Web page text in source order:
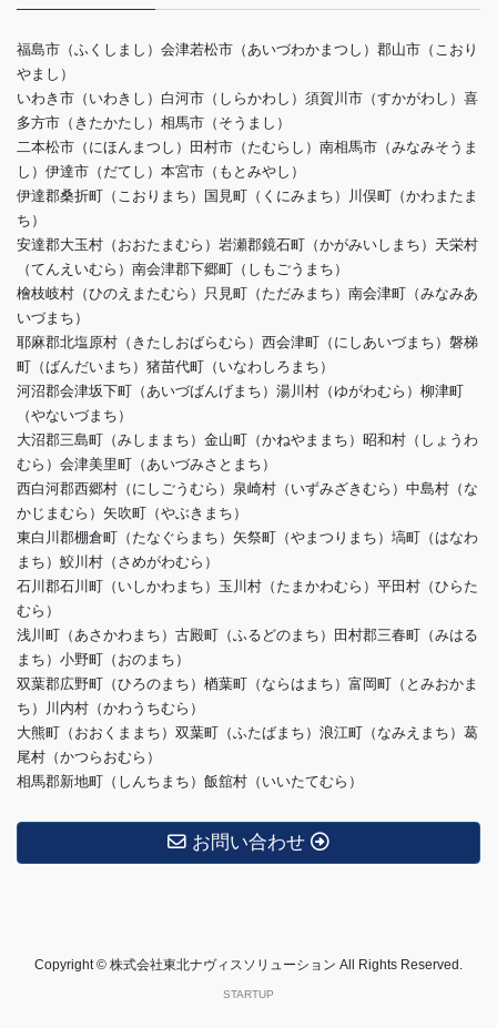
福島市（ふくしまし）会津若松市（あいづわかまつし）郡山市（こおり
やまし）
いわき市（いわきし）白河市（しらかわし）須賀川市（すかがわし）喜
多方市（きたかたし）相馬市（そうまし）
二本松市（にほんまつし）田村市（たむらし）南相馬市（みなみそうま
し）伊達市（だてし）本宮市（もとみやし）
伊達郡桑折町（こおりまち）国見町（くにみまち）川俣町（かわまたま
ち）
安達郡大玉村（おおたまむら）岩瀬郡鏡石町（かがみいしまち）天栄村
（てんえいむら）南会津郡下郷町（しもごうまち）
檜枝岐村（ひのえまたむら）只見町（ただみまち）南会津町（みなみあ
いづまち）
耶麻郡北塩原村（きたしおばらむら）西会津町（にしあいづまち）磐梯
町（ばんだいまち）猪苗代町（いなわしろまち）
河沼郡会津坂下町（あいづばんげまち）湯川村（ゆがわむら）柳津町
（やないづまち）
大沼郡三島町（みしままち）金山町（かねやままち）昭和村（しょうわ
むら）会津美里町（あいづみさとまち）
西白河郡西郷村（にしごうむら）泉崎村（いずみざきむら）中島村（な
かじまむら）矢吹町（やぶきまち）
東白川郡棚倉町（たなぐらまち）矢祭町（やまつりまち）塙町（はなわ
まち）鮫川村（さめがわむら）
石川郡石川町（いしかわまち）玉川村（たまかわむら）平田村（ひらた
むら）
浅川町（あさかわまち）古殿町（ふるどのまち）田村郡三春町（みはる
まち）小野町（おのまち）
双葉郡広野町（ひろのまち）楢葉町（ならはまち）富岡町（とみおかま
ち）川内村（かわうちむら）
大熊町（おおくままち）双葉町（ふたばまち）浪江町（なみえまち）葛
尾村（かつらおむら）
相馬郡新地町（しんちまち）飯舘村（いいたてむら）
お問い合わせ
Copyright © 株式会社東北ナヴィスソリューション All Rights Reserved.
STARTUP